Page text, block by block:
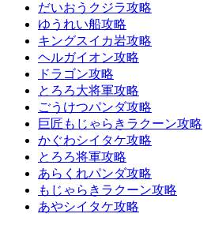
だいおうクジラ攻略
ゆうれい船攻略
キングスイカ岩攻略
ヘルガイオン攻略
ドラゴン攻略
とろろ大将軍攻略
ごうけつパンダ攻略
巨匠もじゃらきラクーン攻略
かぐわシイタケ攻略
とろろ将軍攻略
あらくれパンダ攻略
もじゃらきラクーン攻略
あやシイタケ攻略